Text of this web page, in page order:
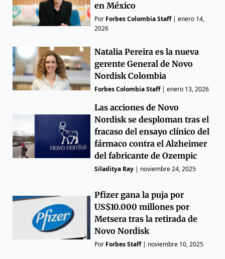
en México
Por Forbes Colombia Staff|enero 14,
2026
Natalia Pereira es la nueva
gerente General de Novo
Nordisk Colombia
Forbes Colombia Staff|enero 13, 2026
Las acciones de Novo
Nordisk se desploman tras el
fracaso del ensayo clínico del
fármaco contra el Alzheimer
del fabricante de Ozempic
Siladitya Ray | noviembre 24, 2025
Pfizer gana la puja por
US$10.000 millones por
Metsera tras la retirada de
Novo Nordisk
Por Forbes Staff| noviembre 10, 2025